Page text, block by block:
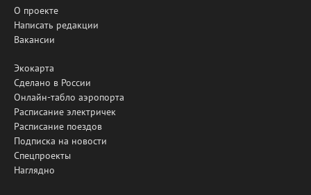
О проекте
Написать редакции
Вакансии
Экокарта
Сделано в России
Онлайн-табло аэропорта
Расписание электричек
Расписание поездов
Подписка на новости
Спецпроекты
Наглядно